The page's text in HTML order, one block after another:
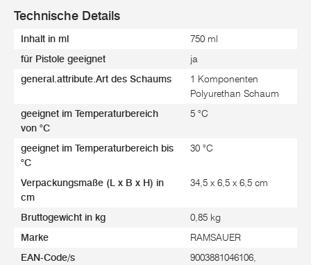
Technische Details
Inhalt in ml 750 ml
für Pistole geeignet ja
general.attribute.Art des Schaums
1 Komponenten
Polyurethan Schaum
geeignet im Temperaturbereich
von °C
5 °C
geeignet im Temperaturbereich bis
°C
30 °C
Verpackungsmaße (L x B x H) in
cm
34,5 x 6,5 x 6,5 cm
Bruttogewicht in kg 0,85 kg
Marke RAMSAUER
EAN-Code/s
9003881046106,